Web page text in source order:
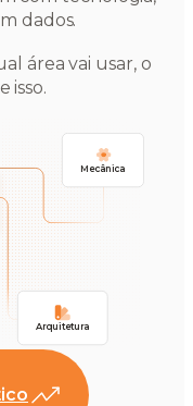
Mecânica
Arquitetura
dados.
área vai usar, o
isso.